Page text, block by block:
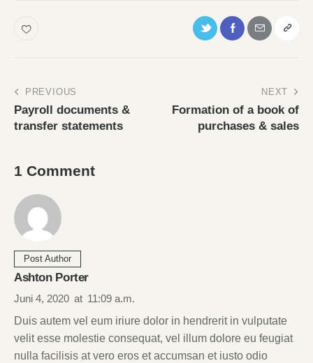
PREVIOUS
Payroll documents &
transfer statements
NEXT
Formation of a book of
purchases & sales
1 Comment
Post Author
Ashton Porter
Juni 4, 2020 at 11:09 a.m.
Duis autem vel eum iriure dolor in hendrerit in vulputate
velit esse molestie consequat, vel illum dolore eu feugiat
nulla facilisis at vero eros et accumsan et iusto odio